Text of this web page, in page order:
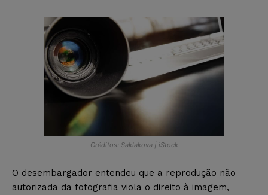
Créditos: Saklakova | iStock
O desembargador entendeu que a reprodução não
autorizada da fotografia viola o direito à imagem,